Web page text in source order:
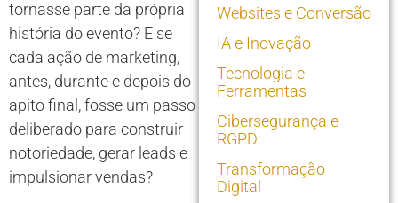
tornasse parte da própria
história do evento? E se
cada ação de marketing,
antes, durante e depois do
apito final, fosse um passo
deliberado para construir
notoriedade, gerar leads e
impulsionar vendas?
Websites e Conversão
IA e Inovação
Tecnologia e
Ferramentas
Cibersegurança e
RGPD
Transformação
Digital